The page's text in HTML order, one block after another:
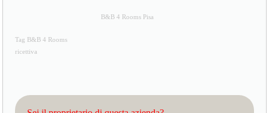
B&B 4 Rooms Pisa
Tag B&B 4 Rooms
ricettiva